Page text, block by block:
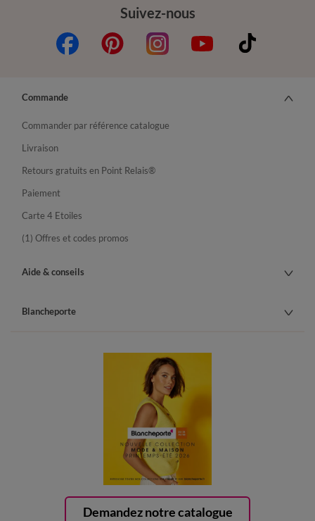
Suivez-nous
Demandez notre catalogue
Commande
Commander par référence catalogue
Livraison
Retours gratuits en Point Relais®
Paiement
Carte 4 Etoiles
(1) Offres et codes promos
Aide & conseils
Blancheporte